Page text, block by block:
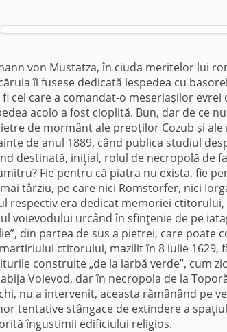
von Mustatza, în ciuda meritelor lui
îi fusese dedicată lespedea cu
cel care a comandat-o meseriaşilor
acolo a fost cioplită. Bun, dar de ce
de mormânt ale preoţilor Cozub şi
de anul 1889, când publica studiul
destinată, iniţial, rolul de necropolă de
Fie pentru că piatra nu exista, fie
târziu, pe care nici Romstorfer, nici
respectiv era dedicat memoriei
voievodului urcând în sfinţenie de pe
din partea de sus a pietrei, care poate
ctitorului, mazilit în 8 iulie 1629,
construite „de la iarbă verde”, cum
Voievod, dar în necropola de la
nu a intervenit, aceasta rămânând pe
tentative stângace de extindere a
îngustimii edificiului religios.